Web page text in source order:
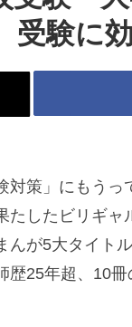
受験に
対策」にもう
たしたビリギ
んが5大タイト
歴25年超、10